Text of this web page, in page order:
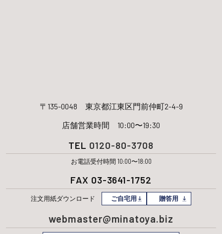
〒135-0048 東京都江東区門前仲町2-4-9
店舗営業時間 10:00〜19:30
TEL 0120-80-3708
お電話受付時間 10:00〜18:00
FAX 03-3641-1752
注文用紙ダウンロード ご自宅用 贈答用
webmaster@minatoya.biz